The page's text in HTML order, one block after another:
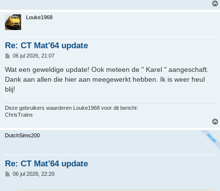
Louke1968
Re: CT Mat'64 update
B
r
c
h
t
06 jul 2026, 21:07
Wat een geweldige update! Ook meteen de " Karel " aangeschaft.
Dank aan allen die hier aan meegewerkt hebben. Ik is weer heul
blij!
Deze gebruikers waarderen Louke1968 voor dit bericht:
ChrisTrains
DutchSims200
Re: CT Mat'64 update
B06 jul 2026, 22:20